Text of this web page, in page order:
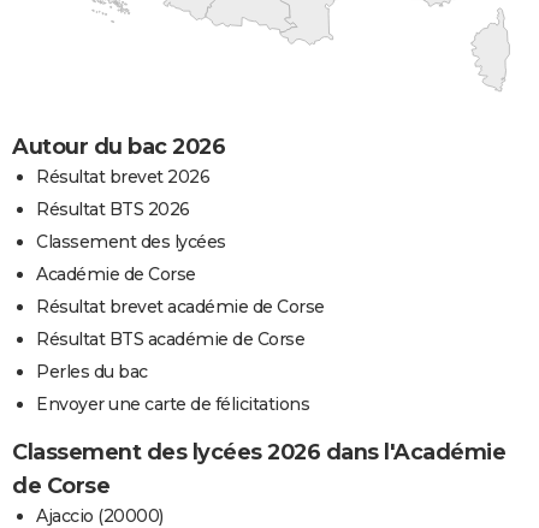
Autour du bac 2026
Résultat brevet 2026
Résultat BTS 2026
Classement des lycées
Académie de Corse
Résultat brevet académie de Corse
Résultat BTS académie de Corse
Perles du bac
Envoyer une carte de félicitations
Classement des lycées 2026 dans l'Académie
de Corse
Ajaccio (20000)